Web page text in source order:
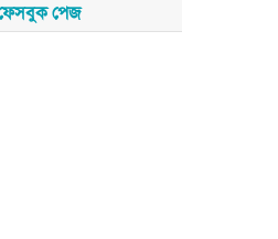
পেজ